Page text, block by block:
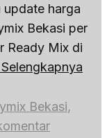
update harga
Bekasi per
Ready Mix di
Bekasi,